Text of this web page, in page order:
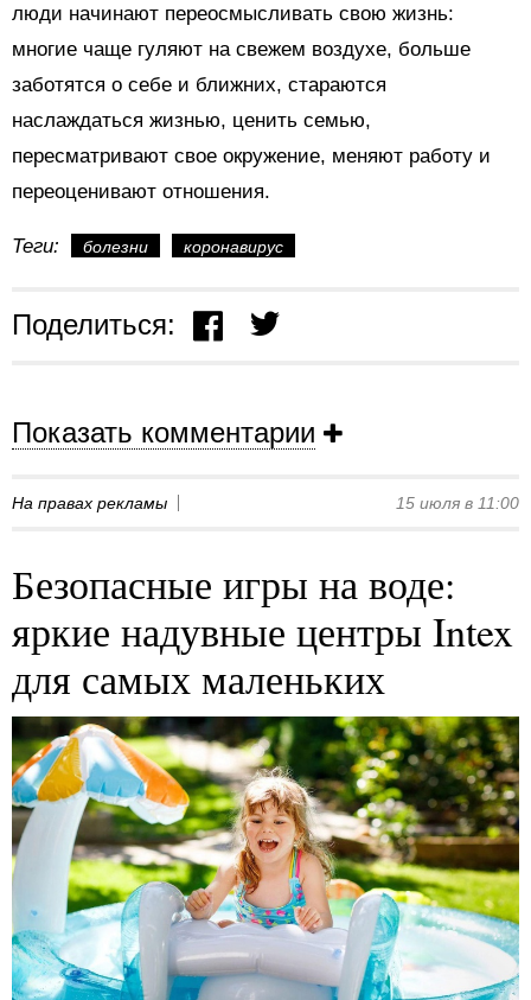
люди начинают переосмысливать свою жизнь:
многие чаще гуляют на свежем воздухе, больше
заботятся о себе и ближних, стараются
наслаждаться жизнью, ценить семью,
пересматривают свое окружение, меняют работу и
переоценивают отношения.
Теги: болезни коронавирус
Поделиться:
Показать комментарии
На правах рекламы 15 июля в 11:00
Безопасные игры на воде:
яркие надувные центры Intex
для самых маленьких